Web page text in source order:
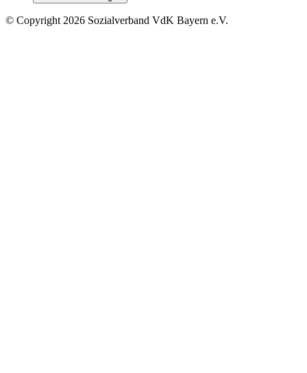
© Copyright 2026 Sozialverband VdK Bayern e.V.